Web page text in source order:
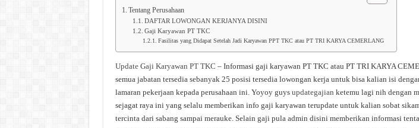
Tentang Perusahaan
DAFTAR LOWONGAN KERJANYA DISINI
Gaji Karyawan PT TKC
Fasilitas yang Didapat Setelah Jadi Karyawan PPT TKC atau PT TRI KARYA CEMERLANG
Update Gaji Karyawan PT TKC – Informasi gaji karyawan PT TKC atau PT TRI KARYA
semua jabatan tersedia sebanyak 25 posisi tersedia lowongan kerja untuk bisa kalian isi
lamaran pekerjaan kepada perusahaan ini. Yoyoy guys updategajian ketemu lagi nih dengan
sejagat raya ini yang selalu memberikan info gaji karyawan terupdate untuk kalian sobat
tercinta dari sabang sampai merauke. Selain gaji pula admin disini memberikan informasi